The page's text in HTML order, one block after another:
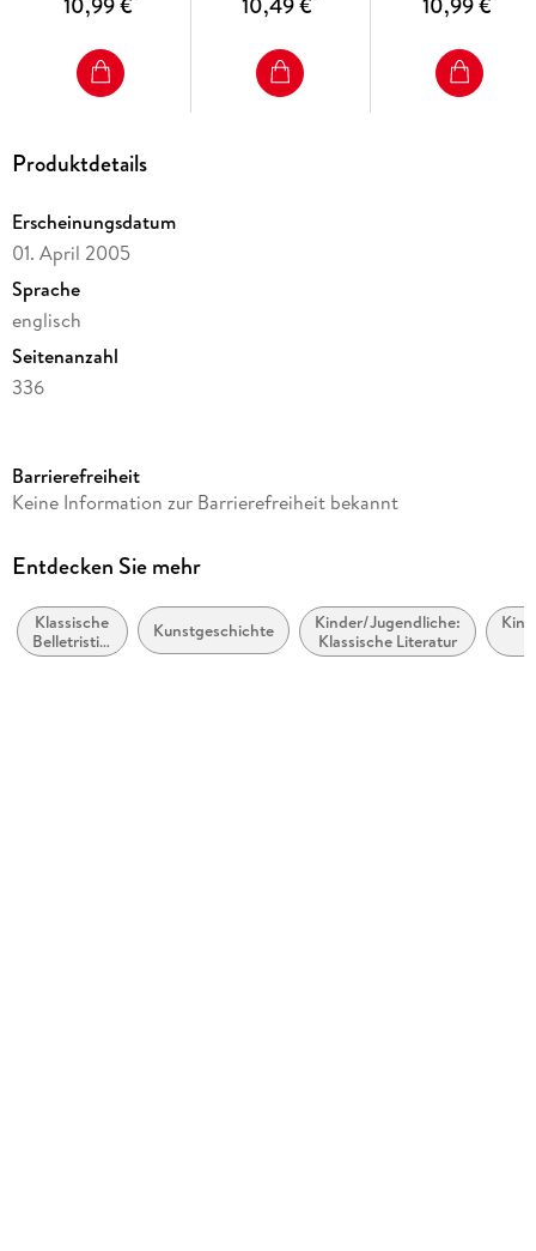
Produktdetails
Erscheinungsdatum
01. April 2005
Sprache
englisch
Seitenanzahl
336
Autor/Autorin
Verlag/Hersteller
Produktart
kartoniert
Barrierefreiheit
Keine Information zur Barrierefreiheit bekannt
Entdecken Sie mehr
Klassische
Belletristik:
allgemein
Kunstgeschichte
Kinder/Jugendliche:
Klassische Literatur